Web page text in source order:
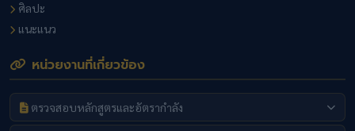
ศิลปะ
แนะแนว
หน่วยงานที่เกี่ยวข้อง
ตรวจสอบหลักสูตรและอัตรากำลัง